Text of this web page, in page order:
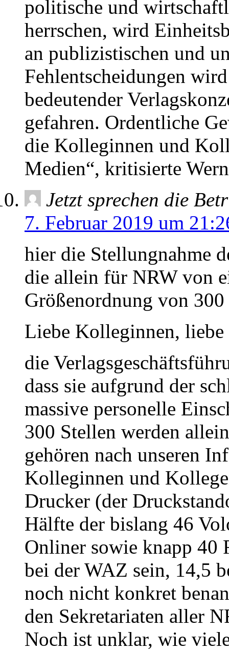
politische und
herrschen, wird
an publizistischen und
Fehlentscheidungen
bedeutender
gefahren. Ordentliche
die Kolleginnen und
Medien“, kritisierte
Jetzt sprechen die
7. Februar 2019 um
hier die Stellungnahme
die allein für NRW von
Größenordnung von 300
Liebe Kolleginnen,
die
dass sie aufgrund der
massive personelle
300 Stellen werden
gehören nach unseren
Kolleginnen und
Drucker (der
Hälfte der bislang 46
Onliner sowie knapp 40
bei der WAZ sein, 14,5
noch nicht konkret
den Sekretariaten aller
Noch ist unklar, wie